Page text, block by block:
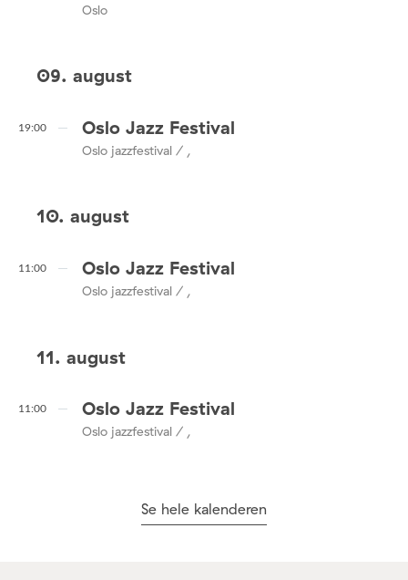
Oslo
09. august
19:00 Oslo Jazz Festival
Oslo jazzfestival / ,
10. august
11:00 Oslo Jazz Festival
Oslo jazzfestival / ,
11. august
11:00 Oslo Jazz Festival
Oslo jazzfestival / ,
Se hele kalenderen